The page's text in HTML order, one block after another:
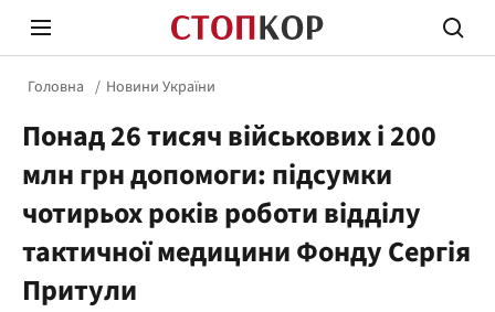
Стоп Політичній Корупції
Головна Новини України
Понад 26 тисяч військових і 200
млн грн допомоги: підсумки
чотирьох років роботи відділу
тактичної медицини Фонду Сергія
Притули